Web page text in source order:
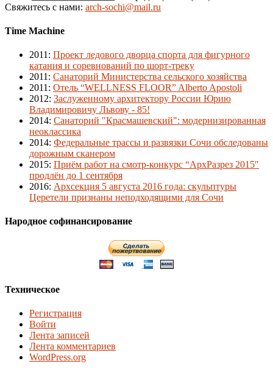
Свяжитесь с нами: arch-sochi@mail.ru
Time Machine
2011 : Проект ледового дворца спорта для фигурного
катания и соревнований по шорт-треку
2011 : Санаторий Министерства сельского хозяйства
2011 : Отель “WELLNESS FLOOR” Alberto Apostoli
2012: Заслуженному архитектору России Юрию
Владимировичу Львову - 85!
2014: Санаторий "Красмашевский": модернизированная
неоклассика
2014: Федеральные трассы и развязки Сочи обследованы
дорожным сканером
2015: Приём работ на смотр-конкурс “АрхРазрез 2015″
продлён до 1 сентября
2016: Архсекция 5 августа 2016 года: скульптуры
Церетели признаны неподходящими для Сочи
Народное софинансирование
Техническое
Регистрация
Войти
Лента записей
Лента комментариев
WordPress.org